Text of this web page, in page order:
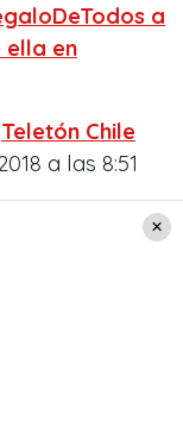
a
ella en
Teletón Chile
a las 8:51